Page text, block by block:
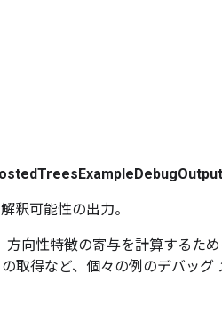
釈可能性の出力。
方向性特徴の寄与を計算するた
取得など、個々の例のデバッグ